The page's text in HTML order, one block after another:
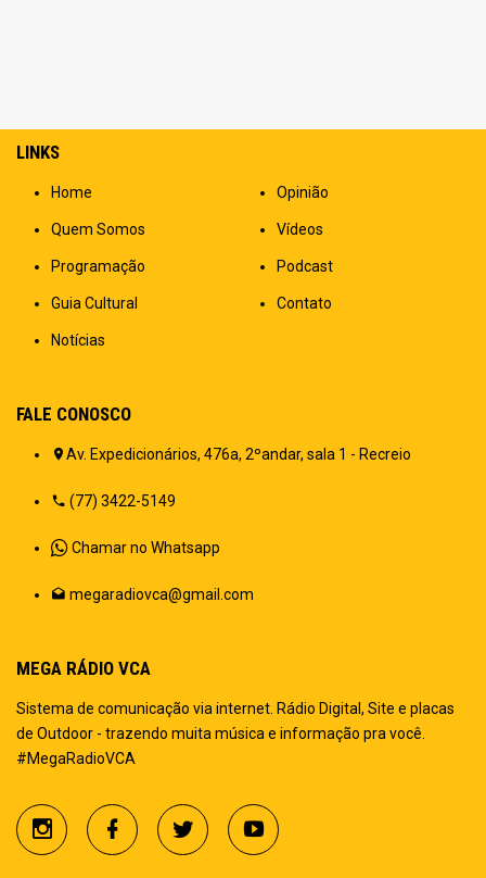
LINKS
Home
Quem Somos
Programação
Guia Cultural
Notícias
Opinião
Vídeos
Podcast
Contato
FALE CONOSCO
Av. Expedicionários, 476a, 2ºandar, sala 1 - Recreio
(77) 3422-5149
Chamar no Whatsapp
megaradiovca@gmail.com
MEGA RÁDIO VCA
Sistema de comunicação via internet. Rádio Digital, Site e placas
de Outdoor - trazendo muita música e informação pra você.
#MegaRadioVCA